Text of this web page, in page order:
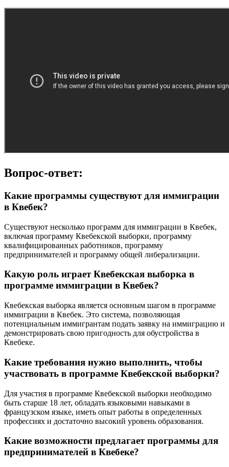
Вопрос-ответ:
Какие программы существуют для иммиграции
в Квебек?
Существуют несколько программ для иммиграции в Квебек,
включая программу Квебекской выборки, программу
квалифицированных работников, программу
предпринимателей и программу общей либерализации.
Какую роль играет Квебекская выборка в
программе иммиграции в Квебек?
Квебекская выборка является основным шагом в программе
иммиграции в Квебек. Это система, позволяющая
потенциальным иммигрантам подать заявку на иммиграцию и
демонстрировать свою пригодность для обустройства в
Квебеке.
Какие требования нужно выполнить, чтобы
участвовать в программе Квебекской выборки?
Для участия в программе Квебекской выборки необходимо
быть старше 18 лет, обладать языковыми навыками в
французском языке, иметь опыт работы в определенных
профессиях и достаточно высокий уровень образования.
Какие возможности предлагает программы для
предпринимателей в Квебеке?